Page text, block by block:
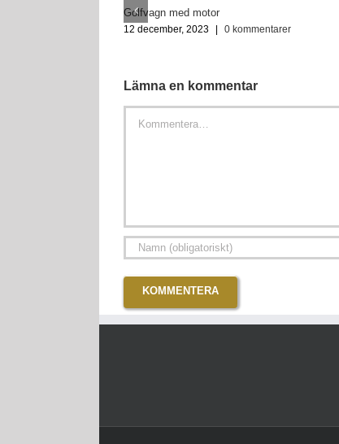
Golfvagn med motor
12 december, 2023 | 0 kommentarer
Lämna en kommentar
Kommentar